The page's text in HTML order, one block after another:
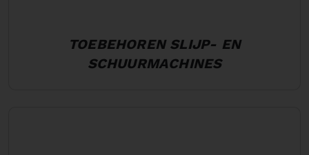
TOEBEHOREN SLIJP- EN
SCHUURMACHINES